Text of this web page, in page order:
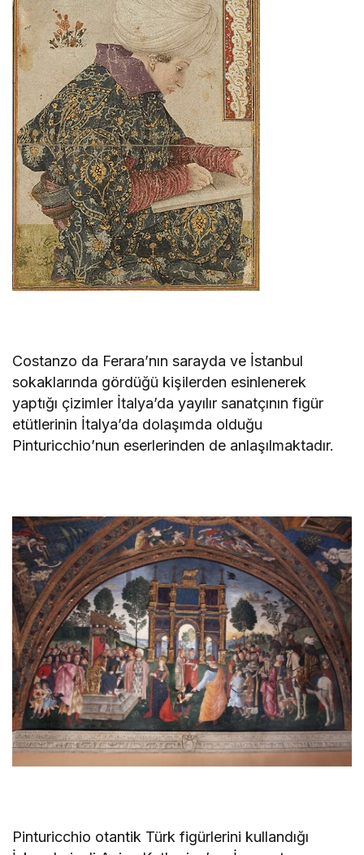
Costanzo da Ferara’nın sarayda ve İstanbul
sokaklarında gördüğü kişilerden esinlenerek
yaptığı çizimler İtalya’da yayılır sanatçının figür
etütlerinin İtalya’da dolaşımda olduğu
Pinturicchio’nun eserlerinden de anlaşılmaktadır.
Pinturicchio otantik Türk figürlerini kullandığı